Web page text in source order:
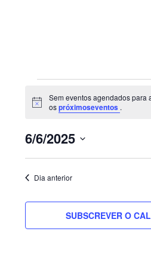
for
Aviso
Sem eventos agendados para
ospróximoseventos .
6/6/2025
Selecione
a Dia anterior
SUBSCREVER O